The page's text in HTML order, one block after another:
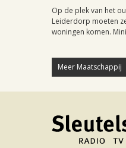
Op de plek van het
Leiderdorp moeten
woningen komen.
Meer Maatschappij